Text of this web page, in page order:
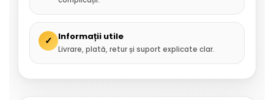
✓ Informații utile
Livrare, plată, retur și suport explicate clar.